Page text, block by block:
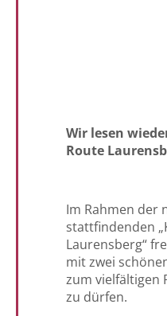
Wir lesen
Route
Im Rahmen der
stattfindenden
Laurensberg“
mit zwei
zum vielfältigen
zu dürfen.